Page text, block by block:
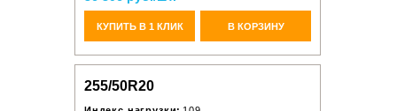
КУПИТЬ В 1 КЛИК В КОРЗИНУ
255/50R20